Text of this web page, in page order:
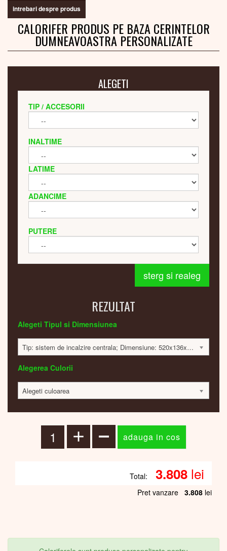
intrebari despre produs
CALORIFER PRODUS PE BAZA CERINTELOR
DUMNEAVOASTRA PERSONALIZATE
ALEGETI
TIP / ACCESORII
INALTIME
LATIME
ADANCIME
PUTERE
sterg si realeg
REZULTAT
Alegeti Tipul si Dimensiunea
Tip: sistem de incalzire centrala; Dimensiune: 520x136x65mm ; 103 Watt; 3795 lei
Alegerea Culorii
Alegeti culoarea
Total: 3.808 lei
Pret vanzare 3.808 lei